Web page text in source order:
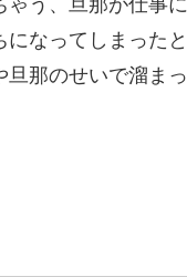
う、旦那が仕事
なってしまった
那のせいで溜ま